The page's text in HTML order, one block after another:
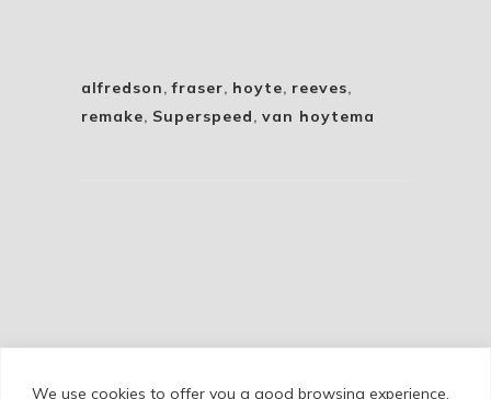
We use cookies to offer you a good browsing experience.
alfredson,fraser, hoyte, reeves,
remake, Superspeed, van hoytema